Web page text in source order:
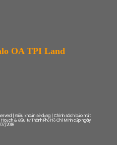
OA TPI Land
| Điều khoản sử dụng | Chính sách bảo mật
Hoạch & Đầu tư Thành Phố Hồ Chí Minh cấp ngày
2016